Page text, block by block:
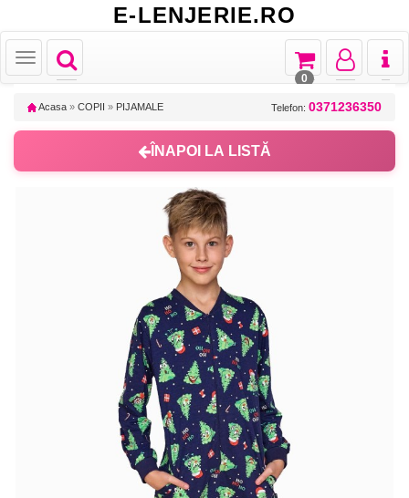
E-LENJERIE.RO
Toggle
navigation
Toggle
Toggle
navigation
Toggle
navigation
Toggle
navigation
0
Acasa » COPII » PIJAMALE Telefon: 0371236350
ÎNAPOI LA LISTĂ